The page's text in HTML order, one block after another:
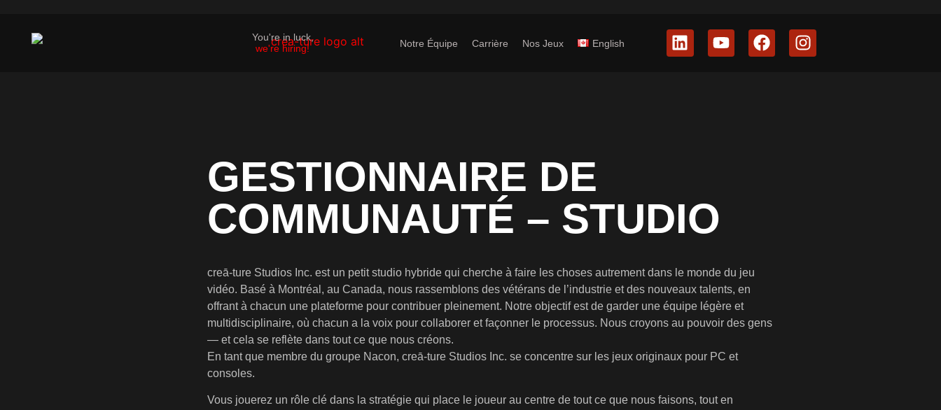
You're in luck,
we're hiring!
Notre Équipe Carrière Nos Jeux English
GESTIONNAIRE DE
COMMUNAUTÉ – STUDIO
creā-ture Studios Inc. est un petit studio hybride qui cherche à faire les choses autrement dans le monde du jeu
vidéo. Basé à Montréal, au Canada, nous rassemblons des vétérans de l’industrie et des nouveaux talents, en
offrant à chacun une plateforme pour contribuer pleinement. Notre objectif est de garder une équipe légère et
multidisciplinaire, où chacun a la voix pour collaborer et façonner le processus. Nous croyons au pouvoir des gens
— et cela se reflète dans tout ce que nous créons.
En tant que membre du groupe Nacon, creā-ture Studios Inc. se concentre sur les jeux originaux pour PC et
consoles.
Vous jouerez un rôle clé dans la stratégie qui place le joueur au centre de tout ce que nous faisons, tout en